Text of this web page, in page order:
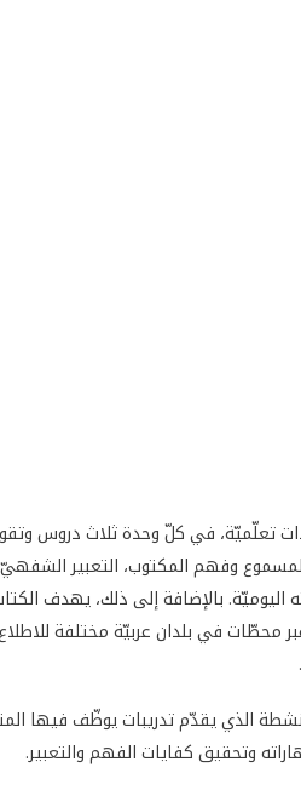
الكتاب على 8 وحدات تعلّميّة، في كلّ وحدة
وفهم المكتوب، التعبير الشفهيّ
بالإضافة إلى ذلك، يهدف
محطّات في بلدان عربيّة مختلفة
الذي يقدّم تدريبات يوظّف فيها
وتحقيق كفايات الفهم والتعبير.